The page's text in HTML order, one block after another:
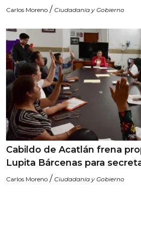
Carlos Moreno / Ciudadanía y Gobierno
Cabildo de Acatlán frena
Lupita Bárcenas para
Carlos Moreno / Ciudadanía y Gobierno